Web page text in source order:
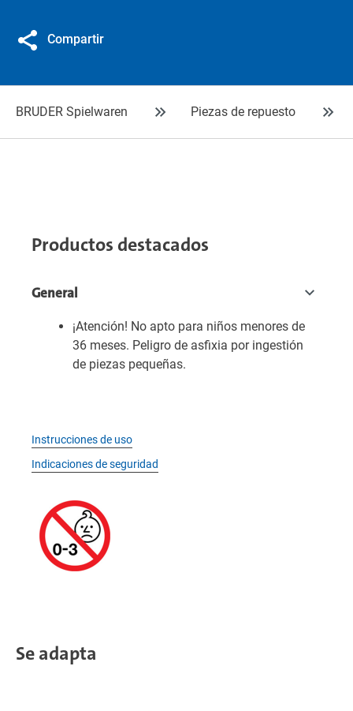
Compartir
BRUDER Spielwaren Piezas de repuesto
Productos destacados
General
¡Atención! No apto para niños menores de
36 meses. Peligro de asfixia por ingestión
de piezas pequeñas.
Instrucciones de uso
Indicaciones de seguridad
Se adapta